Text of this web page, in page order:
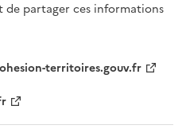
de partager ces informations
territoires.gouv.fr